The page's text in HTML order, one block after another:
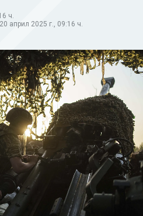
ч.
април 2025 г., 09:16 ч.